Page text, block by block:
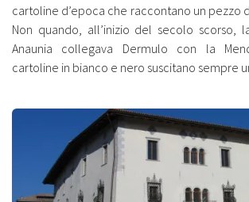
cartoline d’epoca che raccontano un pezzo
Non quando, all’inizio del secolo scorso,
Anaunia collegava Dermulo con la
cartoline in bianco e nero suscitano sempre